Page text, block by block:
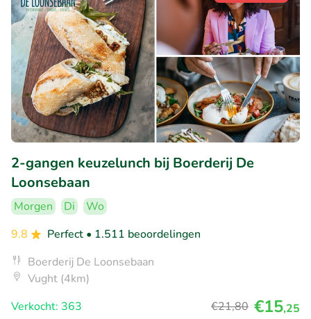
2-gangen keuzelunch bij Boerderij De
Loonsebaan
Morgen Di
Wo
9.8
Perfect • 1.511 beoordelingen
Boerderij De Loonsebaan
Vught (4km)
Verkocht: 363
€21,80 €15,25